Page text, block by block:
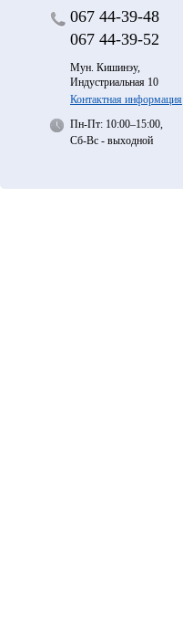
067 44-39-48
067 44-39-52
Мун. Кишинэу,
Индустриальная 10
Контактная информация
Пн-Пт: 10:00–15:00,
Сб-Вс - выходной